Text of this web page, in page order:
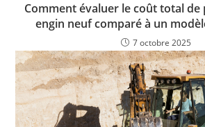
Comment évaluer le coût total de
engin neuf comparé à un
7 octobre 2025